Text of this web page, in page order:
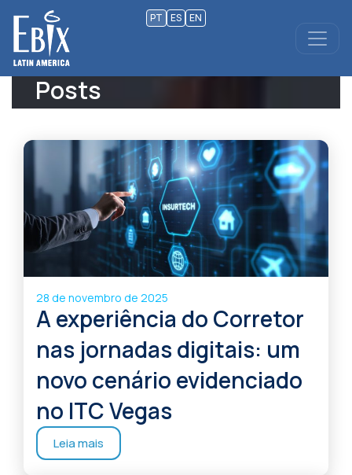
PT ES EN
Posts
28 de novembro de 2025
A experiência do Corretor
nas jornadas digitais: um
novo cenário evidenciado
no ITC Vegas
Leia mais